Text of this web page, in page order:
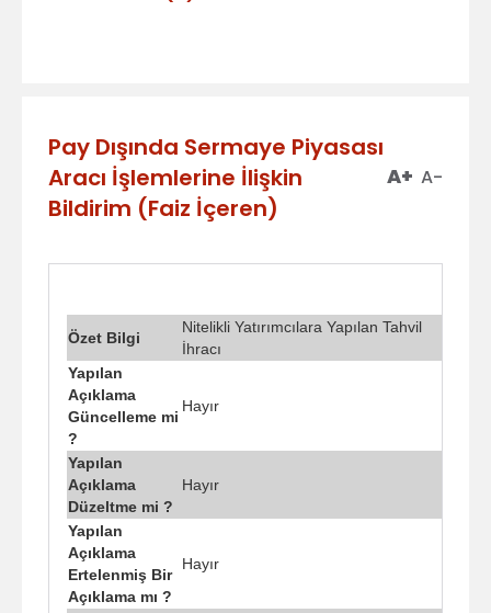
Pay Dışında Sermaye Piyasası
Aracı İşlemlerine İlişkin
Bildirim (Faiz İçeren)
A+ A-
Özet Bilgi
Nitelikli Yatırımcılara Yapılan Tahvil
İhracı
Yapılan
Açıklama
Güncelleme mi
?
Hayır
Yapılan
Açıklama
Düzeltme mi ?
Hayır
Yapılan
Açıklama
Ertelenmiş Bir
Açıklama mı ?
Hayır